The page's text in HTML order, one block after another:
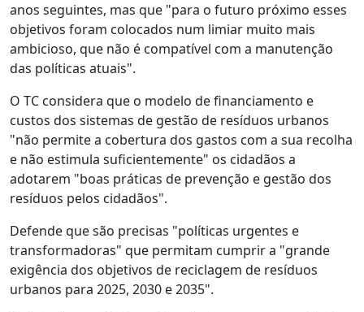
anos seguintes, mas que "para o futuro próximo esses
objetivos foram colocados num limiar muito mais
ambicioso, que não é compatível com a manutenção
das políticas atuais".
O TC considera que o modelo de financiamento e
custos dos sistemas de gestão de resíduos urbanos
"não permite a cobertura dos gastos com a sua recolha
e não estimula suficientemente" os cidadãos a
adotarem "boas práticas de prevenção e gestão dos
resíduos pelos cidadãos".
Defende que são precisas "políticas urgentes e
transformadoras" que permitam cumprir a "grande
exigência dos objetivos de reciclagem de resíduos
urbanos para 2025, 2030 e 2035".